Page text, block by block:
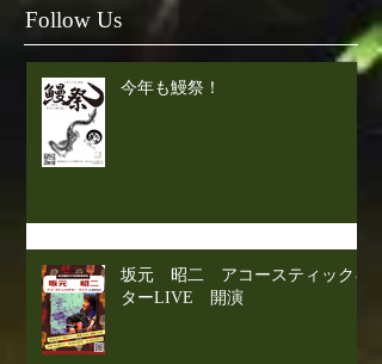
Follow Us
今年も鰻祭！
坂元 昭二 アコースティックギ
ターLIVE 開演